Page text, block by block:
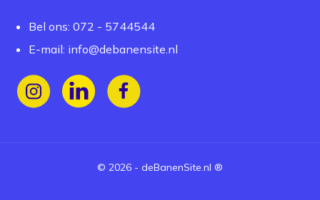
Bel ons: 072 - 5744544
E-mail: info@debanensite.nl
© 2026 - deBanenSite.nl ®